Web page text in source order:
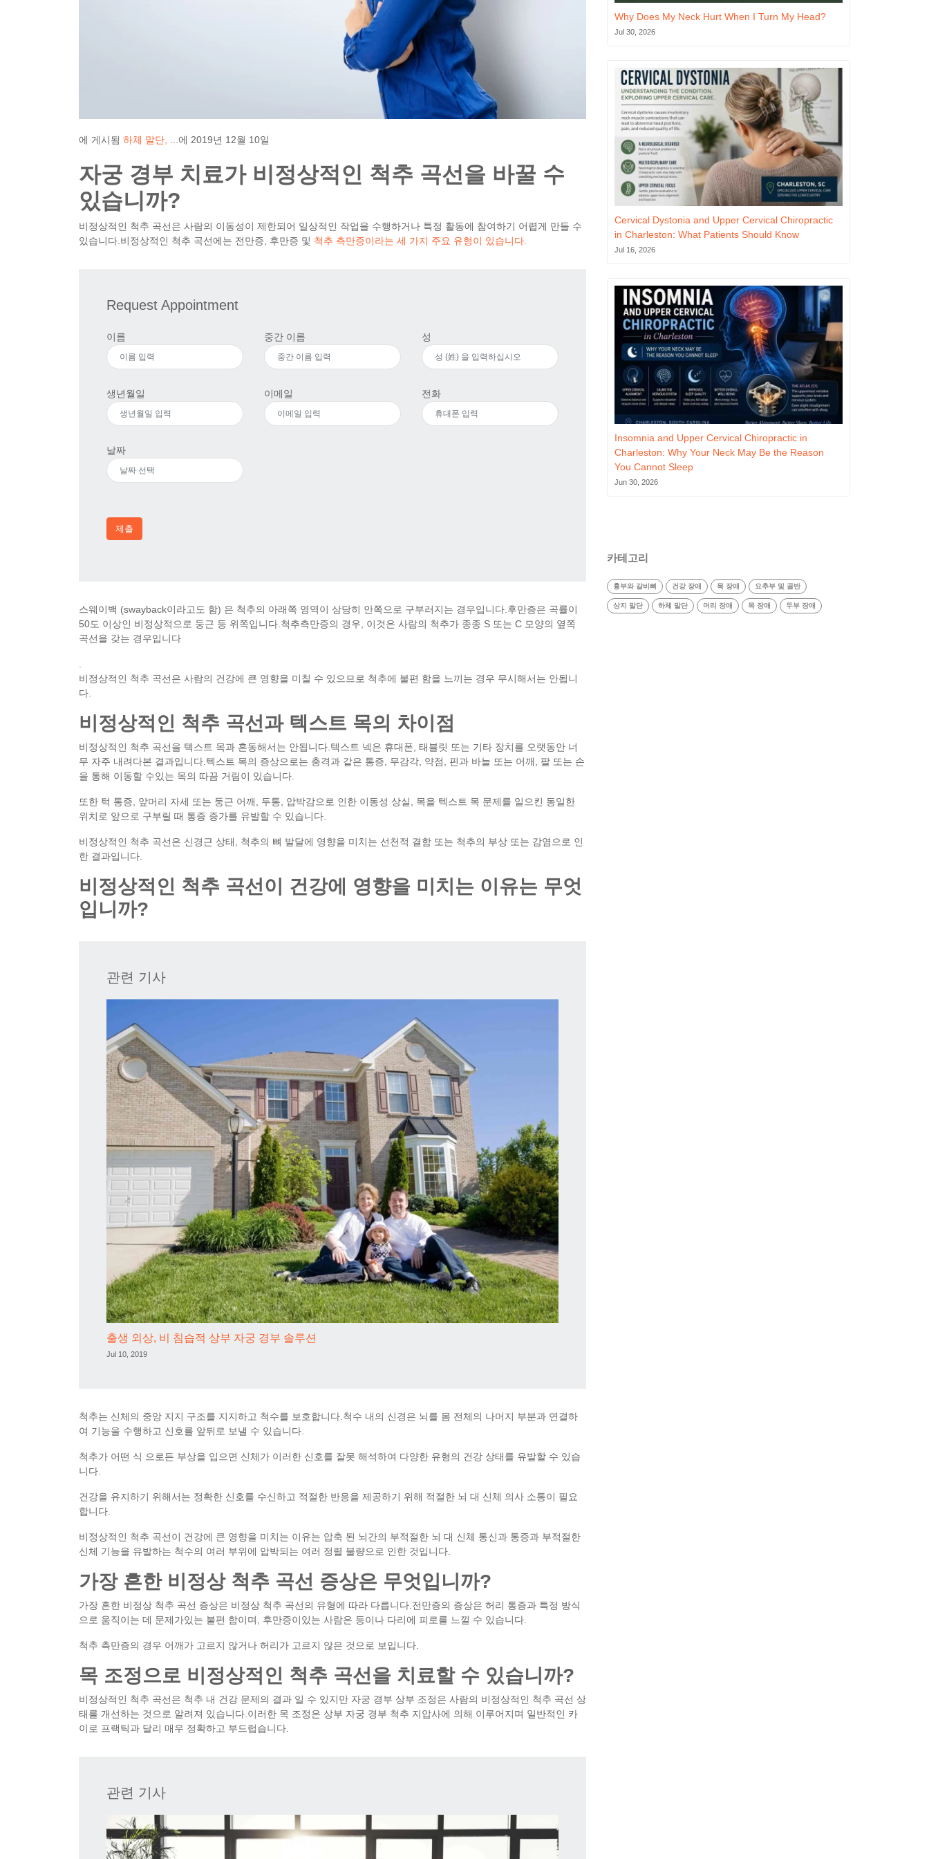
에 게시됨 하체 말단 ...에 2019년 12월 10일
자궁 경부 치료가 비정상적인 척추 곡선을 바꿀 수
있습니까?
비정상적인 척추 곡선은 사람의 이동성이 제한되어 일상적인 작업을 수행하거나 특정 활동에 참여하기 어렵게 만들 수
있습니다.비정상적인 척추 곡선에는 전만증, 후만증 및 척추 측만증이라는 세 가지 주요 유형이 있습니다.
Request Appointment
이름 중간 이름 성
생년월일 이메일 전화
날짜
제출
스웨이백 (swayback이라고도 함) 은 척추의 아래쪽 영역이 상당히 안쪽으로 구부러지는 경우입니다.후만증은 곡률이
50도 이상인 비정상적으로 둥근 등 위쪽입니다.척추측만증의 경우, 이것은 사람의 척추가 종종 S 또는 C 모양의 옆쪽
곡선을 갖는 경우입니다
비정상적인 척추 곡선은 사람의 건강에 큰 영향을 미칠 수 있으므로 척추에 불편 함을 느끼는 경우 무시해서는 안됩니
다.
비정상적인 척추 곡선과 텍스트 목의 차이점
비정상적인 척추 곡선을 텍스트 목과 혼동해서는 안됩니다.텍스트 넥은 휴대폰, 태블릿 또는 기타 장치를 오랫동안 너
무 자주 내려다본 결과입니다.텍스트 목의 증상으로는 충격과 같은 통증, 무감각, 약점, 핀과 바늘 또는 어깨, 팔 또는 손
을 통해 이동할 수있는 목의 따끔 거림이 있습니다.
또한 턱 통증, 앞머리 자세 또는 둥근 어깨, 두통, 압박감으로 인한 이동성 상실, 목을 텍스트 목 문제를 일으킨 동일한
위치로 앞으로 구부릴 때 통증 증가를 유발할 수 있습니다.
비정상적인 척추 곡선은 신경근 상태, 척추의 뼈 발달에 영향을 미치는 선천적 결함 또는 척추의 부상 또는 감염으로 인
한 결과입니다.
비정상적인 척추 곡선이 건강에 영향을 미치는 이유는 무엇
입니까?
관련 기사
출생 외상, 비 침습적 상부 자궁 경부 솔루션
Jul 10, 2019
척추는 신체의 중앙 지지 구조를 지지하고 척수를 보호합니다.척수 내의 신경은 뇌를 몸 전체의 나머지 부분과 연결하
여 기능을 수행하고 신호를 앞뒤로 보낼 수 있습니다.
척추가 어떤 식 으로든 부상을 입으면 신체가 이러한 신호를 잘못 해석하여 다양한 유형의 건강 상태를 유발할 수 있습
니다.
건강을 유지하기 위해서는 정확한 신호를 수신하고 적절한 반응을 제공하기 위해 적절한 뇌 대 신체 의사 소통이 필요
합니다.
비정상적인 척추 곡선이 건강에 큰 영향을 미치는 이유는 압축 된 뇌간의 부적절한 뇌 대 신체 통신과 통증과 부적절한
신체 기능을 유발하는 척수의 여러 부위에 압박되는 여러 정렬 불량으로 인한 것입니다.
가장 흔한 비정상 척추 곡선 증상은 무엇입니까?
가장 흔한 비정상 척추 곡선 증상은 비정상 척추 곡선의 유형에 따라 다릅니다.전만증의 증상은 허리 통증과 특정 방식
으로 움직이는 데 문제가있는 불편 함이며, 후만증이있는 사람은 등이나 다리에 피로를 느낄 수 있습니다.
척추 측만증의 경우 어깨가 고르지 않거나 허리가 고르지 않은 것으로 보입니다.
목 조정으로 비정상적인 척추 곡선을 치료할 수 있습니까?
비정상적인 척추 곡선은 척추 내 건강 문제의 결과 일 수 있지만 자궁 경부 상부 조정은 사람의 비정상적인 척추 곡선 상
태를 개선하는 것으로 알려져 있습니다.이러한 목 조정은 상부 자궁 경부 척추 지압사에 의해 이루어지며 일반적인 카
이로 프랙틱과 달리 매우 정확하고 부드럽습니다.
관련 기사
Why Does My Neck Hurt When I Turn My Head?
Jul 30, 2026
Cervical Dystonia and Upper Cervical Chiropractic
in Charleston: What Patients Should Know
Jul 16, 2026
Insomnia and Upper Cervical Chiropractic in
Charleston: Why Your Neck May Be the Reason
You Cannot Sleep
Jun 30, 2026
카테고리
흉부와 갈비뼈 건강 장애 목 장애 요추부 및 골반
상지 말단 하체 말단 머리 장애 목 장애 두부 장애